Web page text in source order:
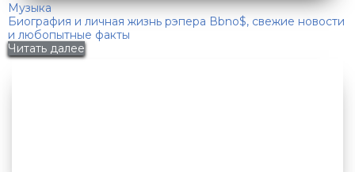
Музыка
Биография и личная жизнь рэпера Вbno$, свежие новости
и любопытные факты
Читать далее